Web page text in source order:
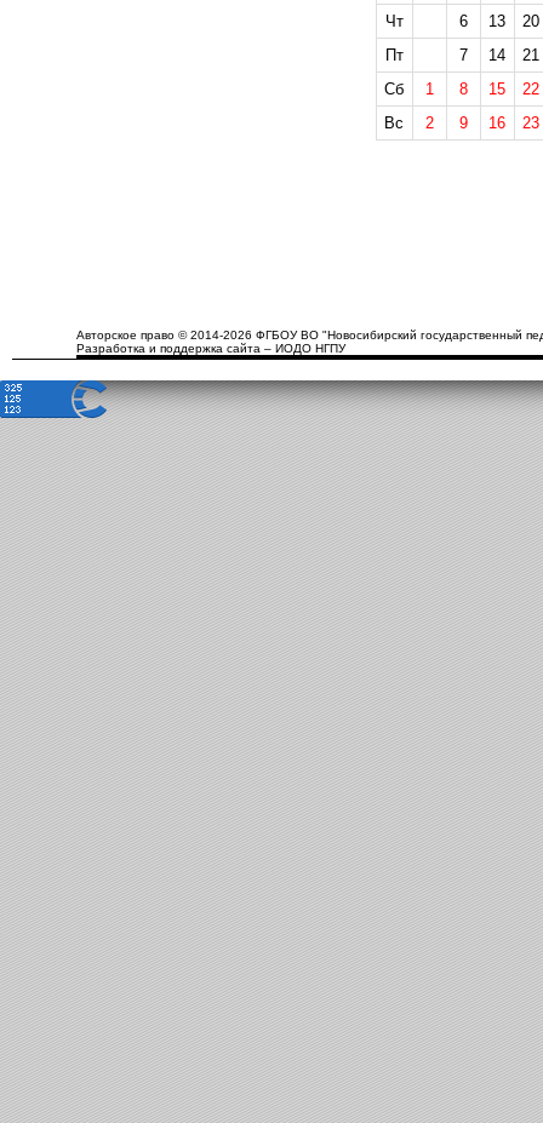
Чт
6 13
20
Пт
7 14
21
Сб
1 8 15
22
Вс
2 9 16 23
Авторское право © 2014-2026 ФГБОУ ВО "Новосибирский государственный
Разработка и поддержка сайта – ИОДО НГПУ